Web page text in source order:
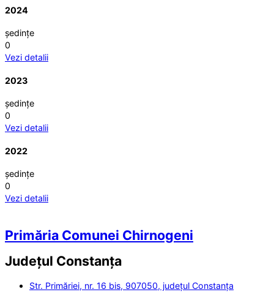
2024
ședințe
0
Vezi detalii
2023
ședințe
0
Vezi detalii
2022
ședințe
0
Vezi detalii
Primăria Comunei Chirnogeni
Județul Constanța
Str. Primăriei, nr. 16 bis, 907050, județul Constanța